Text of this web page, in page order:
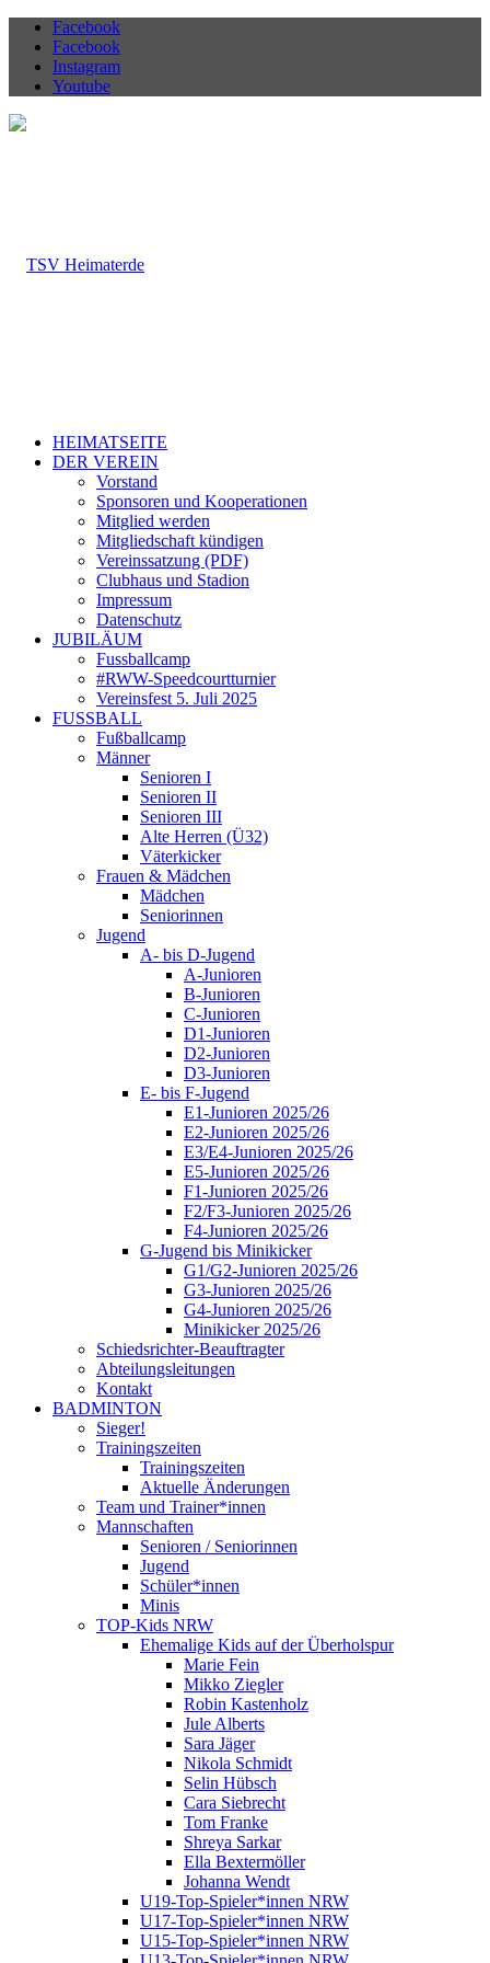
Facebook
Facebook
Instagram
Youtube
HEIMATSEITE
DER VEREIN
Vorstand
Sponsoren und Kooperationen
Mitglied werden
Mitgliedschaft kündigen
Vereinssatzung (PDF)
Clubhaus und Stadion
Impressum
Datenschutz
JUBILÄUM
Fussballcamp
#RWW-Speedcourtturnier
Vereinsfest 5. Juli 2025
FUSSBALL
Fußballcamp
Männer
Senioren I
Senioren II
Senioren III
Alte Herren (Ü32)
Väterkicker
Frauen & Mädchen
Mädchen
Seniorinnen
Jugend
A- bis D-Jugend
A-Junioren
B-Junioren
C-Junioren
D1-Junioren
D2-Junioren
D3-Junioren
E- bis F-Jugend
E1-Junioren 2025/26
E2-Junioren 2025/26
E3/E4-Junioren 2025/26
E5-Junioren 2025/26
F1-Junioren 2025/26
F2/F3-Junioren 2025/26
F4-Junioren 2025/26
G-Jugend bis Minikicker
G1/G2-Junioren 2025/26
G3-Junioren 2025/26
G4-Junioren 2025/26
Minikicker 2025/26
Schiedsrichter-Beauftragter
Abteilungsleitungen
Kontakt
BADMINTON
Sieger!
Trainingszeiten
Trainingszeiten
Aktuelle Änderungen
Team und Trainer*innen
Mannschaften
Senioren / Seniorinnen
Jugend
Schüler*innen
Minis
TOP-Kids NRW
Ehemalige Kids auf der Überholspur
Marie Fein
Mikko Ziegler
Robin Kastenholz
Jule Alberts
Sara Jäger
Nikola Schmidt
Selin Hübsch
Cara Siebrecht
Tom Franke
Shreya Sarkar
Ella Bextermöller
Johanna Wendt
U19-Top-Spieler*innen NRW
U17-Top-Spieler*innen NRW
U15-Top-Spieler*innen NRW